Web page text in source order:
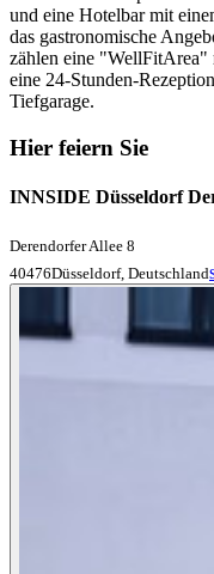
und eine Hotelbar mit
das gastronomische
zählen eine "WellFitArea"
eine 24-Stunden-
Tiefgarage.
Hier feiern Sie
INNSIDE Düsseldorf
Derendorfer Allee 8
40476Düsseldorf, Deutschland